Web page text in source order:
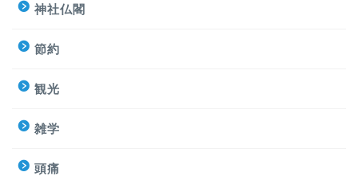
神社仏閣
節約
観光
雑学
頭痛